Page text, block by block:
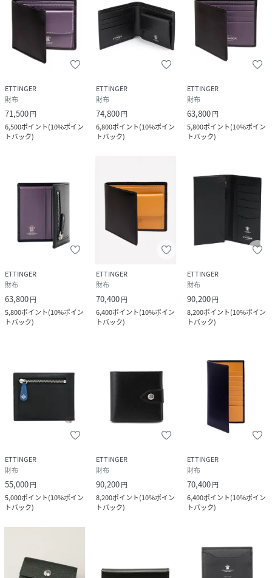
ETTINGER
財布
71,500円
6,500ポイント(10%ポイン
トバック)
ETTINGER
財布
74,800円
6,800ポイント(10%ポイン
トバック)
ETTINGER
財布
63,800円
5,800ポイント(10%ポイン
トバック)
ETTINGER
財布
63,800円
5,800ポイント(10%ポイン
トバック)
ETTINGER
財布
70,400円
6,400ポイント(10%ポイン
トバック)
ETTINGER
財布
90,200円
8,200ポイント(10%ポイン
トバック)
ETTINGER
財布
55,000円
5,000ポイント(10%ポイン
トバック)
ETTINGER
財布
90,200円
8,200ポイント(10%ポイン
トバック)
ETTINGER
財布
70,400円
6,400ポイント(10%ポイン
トバック)